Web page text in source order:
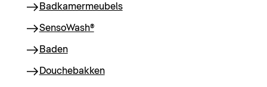
Badkamermeubels
SensoWash®
Baden
Douchebakken